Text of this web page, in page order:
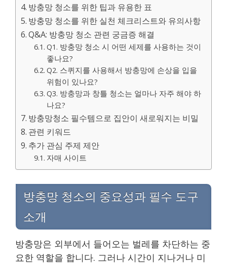
방충망 청소를 위한 팁과 유용한 표
방충망 청소를 위한 실천 체크리스트와 유의사항
Q&A: 방충망 청소 관련 궁금증 해결
Q1. 방충망 청소 시 어떤 세제를 사용하는 것이
좋나요?
Q2. 스퀴지를 사용해서 방충망에 손상을 입을
위험이 있나요?
Q3. 방충망과 창틀 청소는 얼마나 자주 해야 하
나요?
방충망청소 필수템으로 집안이 새로워지는 비밀
관련 키워드
추가 관심 주제 제안
자매 사이트
방충망 청소의 중요성과 필수 도구
소개
방충망은 외부에서 들어오는 벌레를 차단하는 중
요한 역할을 합니다. 그러나 시간이 지나거나 미